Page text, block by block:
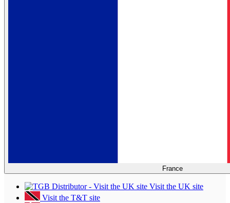
France
Visit the UK site
Visit the T&T site